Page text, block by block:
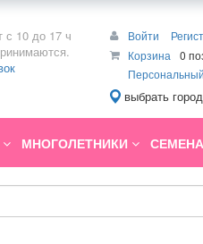
с 10 до 17 ч
Войти
Корзина
0
выбрать
МНОГОЛЕТНИКИ СЕМЕНА